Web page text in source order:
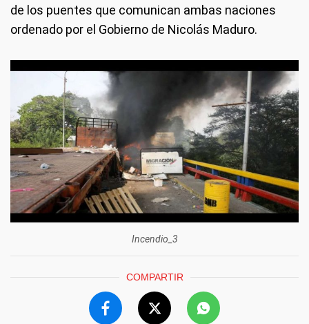
de los puentes que comunican ambas naciones
ordenado por el Gobierno de Nicolás Maduro.
Incendio_3
COMPARTIR